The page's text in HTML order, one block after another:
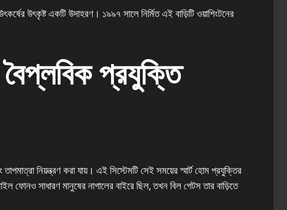
উৎকৃষ্ট একটি উদাহরণ। ১৯৯৭ সালে নির্মিত এই বাড়িটি ওয়াশিংটনের
প্রযুক্তি
নিয়ন্ত্রণ করা যায়। এই সিস্টেমটি সেই সময়ের স্মার্ট হোম প্রযুক্তির
সাধারণ মানুষের নাগালের বাইরে ছিল, তখন বিল গেটস তার বাড়িতে